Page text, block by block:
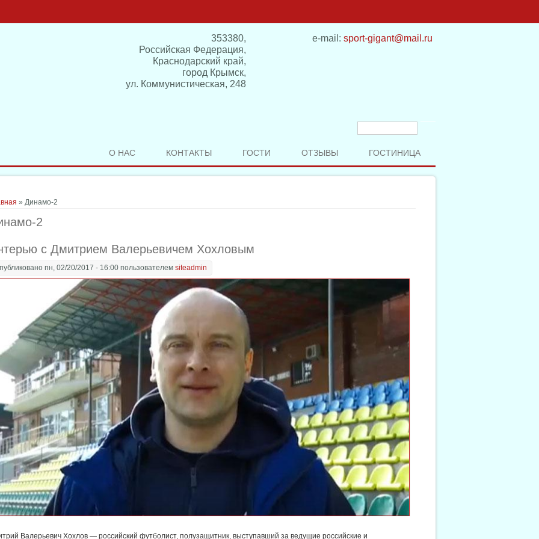
353380,
Российская Федерация,
Краснодарский край,
город Крымск,
ул. Коммунистическая, 248
e-mail: sport-gigant@mail.ru
О НАС КОНТАКТЫ ГОСТИ ОТЗЫВЫ ГОСТИНИЦА
» Динамо-2
2
с Дмитрием Валерьевичем Хохловым
пн, 02/20/2017 - 16:00 пользователемsiteadmin
Валерьевич Хохлов — российский футболист, полузащитник, выступавший за ведущие российские и